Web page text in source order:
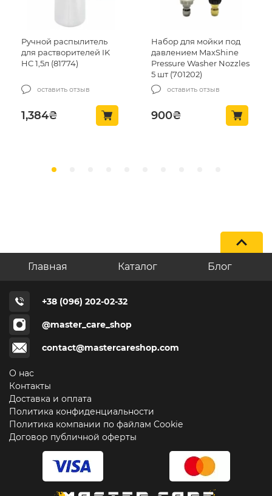
Ручной распылитель
для растворителей IK
HC 1,5л (81774)
оставить отзыв
1,384₴
Набор для мойки под
давлением MaxShine
Pressure Washer Nozzles
5 шт (701202)
оставить отзыв
900₴
Главная Каталог Блог
+38 (096) 202-02-32
@master_care_shop
contact@mastercareshop.com
О нас
Контакты
Доставка и оплата
Политика конфиденциальности
Политика компании по файлам Cookie
Договор публичной оферты